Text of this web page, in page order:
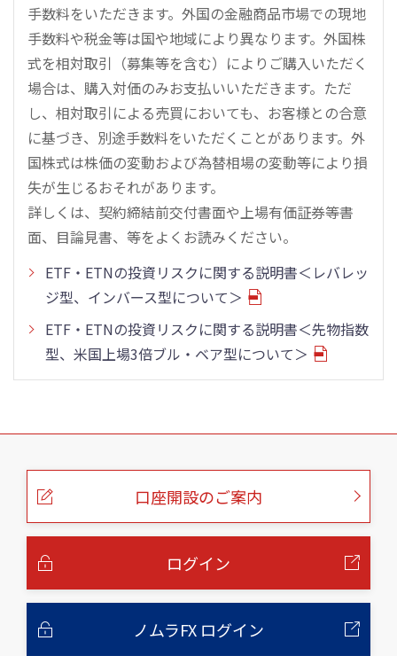
手数料をいただきます。外国の金融商品市場での現地
手数料や税金等は国や地域により異なります。外国株
式を相対取引（募集等を含む）によりご購入いただく
場合は、購入対価のみお支払いいただきます。ただ
し、相対取引による売買においても、お客様との合意
に基づき、別途手数料をいただくことがあります。外
国株式は株価の変動および為替相場の変動等により損
失が生じるおそれがあります。
詳しくは、契約締結前交付書面や上場有価証券等書
面、目論見書、等をよくお読みください。
ETF・ETNの投資リスクに関する説明書＜レバレッ
ジ型、インバース型について＞
ETF・ETNの投資リスクに関する説明書＜先物指数
型、米国上場3倍ブル・ベア型について＞
こ
口座開設のご案内
ログイン
ノムラFX ログイン